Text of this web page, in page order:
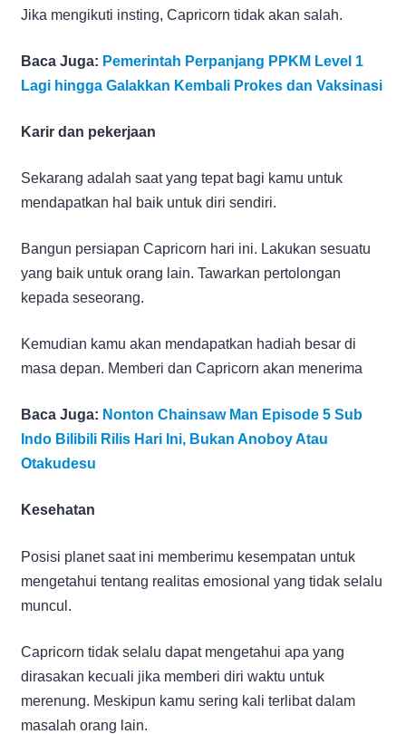
Jika mengikuti insting, Capricorn tidak akan salah.
Baca Juga: Pemerintah Perpanjang PPKM Level 1
Lagi hingga Galakkan Kembali Prokes dan Vaksinasi
Karir dan pekerjaan
Sekarang adalah saat yang tepat bagi kamu untuk
mendapatkan hal baik untuk diri sendiri.
Bangun persiapan Capricorn hari ini. Lakukan sesuatu
yang baik untuk orang lain. Tawarkan pertolongan
kepada seseorang.
Kemudian kamu akan mendapatkan hadiah besar di
masa depan. Memberi dan Capricorn akan menerima
Baca Juga: Nonton Chainsaw Man Episode 5 Sub
Indo Bilibili Rilis Hari Ini, Bukan Anoboy Atau
Otakudesu
Kesehatan
Posisi planet saat ini memberimu kesempatan untuk
mengetahui tentang realitas emosional yang tidak selalu
muncul.
Capricorn tidak selalu dapat mengetahui apa yang
dirasakan kecuali jika memberi diri waktu untuk
merenung. Meskipun kamu sering kali terlibat dalam
masalah orang lain.